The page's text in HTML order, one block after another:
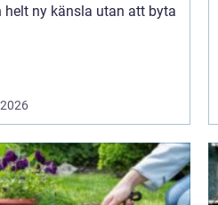
helt ny känsla utan att byta